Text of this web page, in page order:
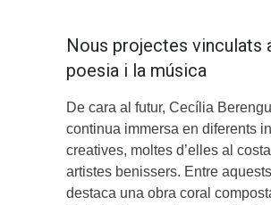
Nous projectes vinculats
poesia i la música
De cara al futur, Cecília
continua immersa en diferents
creatives, moltes d’elles al
artistes benissers. Entre
destaca una obra coral